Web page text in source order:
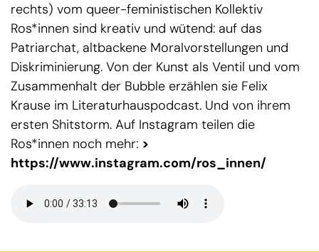
rechts) vom queer-feministischen Kollektiv
Ros*innen sind kreativ und wütend: auf das
Patriarchat, altbackene Moralvorstellungen und
Diskriminierung. Von der Kunst als Ventil und vom
Zusammenhalt der Bubble erzählen sie Felix
Krause im Literaturhauspodcast. Und von ihrem
ersten Shitstorm. Auf Instagram teilen die
Ros*innen noch mehr: >
https://www.instagram.com/ros_innen/